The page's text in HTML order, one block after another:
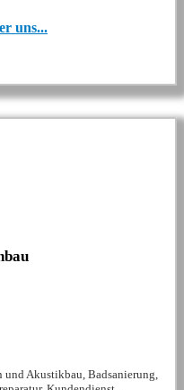
uns...
und Akustikbau, Badsanierung,